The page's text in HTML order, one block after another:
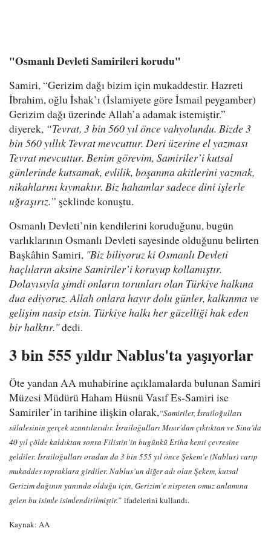
"Osmanlı Devleti Samirileri korudu"
Samiri, “Gerizim dağı bizim için mukaddestir. Hazreti
İbrahim, oğlu İshak’ı (İslamiyete göre İsmail peygamber)
Gerizim dağı üzerinde Allah’a adamak istemiştir.”
diyerek, “Tevrat, 3 bin 560 yıl önce vahyolundu. Bizde 3
bin 560 yıllık Tevrat mevcuttur. Deri üzerine el yazması
Tevrat mevcuttur. Benim görevim, Samiriler’i kutsal
günlerinde kutsamak, evlilik, boşanma akitlerini yazmak,
nikahlarını kıymaktır. Biz hahamlar sadece dini işlerle
uğraşırız.” şeklinde konuştu.
Osmanlı Devleti’nin kendilerini koruduğunu, bugün
varlıklarının Osmanlı Devleti sayesinde olduğunu belirten
Başkâhin Samiri, "Biz biliyoruz ki Osmanlı Devleti
haçlıların aksine Samiriler’i koruyup kollamıştır.
Dolayısıyla şimdi onların torunları olan Türkiye halkına
dua ediyoruz. Allah onlara hayır dolu günler, kalkınma ve
gelişim nasip etsin. Türkiye halkı her güzelliği hak eden
bir halktır."dedi.
3 bin 555 yıldır Nablus'ta yaşıyorlar
Öte yandan AA muhabirine açıklamalarda bulunan Samiri
Müzesi Müdürü Haham Hüsnü Vasıf Es-Samiri ise
Samiriler’in tarihine ilişkin olarak,“Samiriler, İsrailoğulları
sülalesinin gerçek uzantılarıdır. İsrailoğulları Mısır’dan çıktıktan ve Sina’da
40 yıl çölde kaldıktan sonra Filistin’in bugünkü Eriha kenti çevresine
geldiler. İsrailoğulları oradan da 3 bin 555 yıl önce Şekem’e (Nablus) varıp
mukaddes topraklara girdiler. Nablus’un diğer adı olan Şekem, kutsal
Gerizim dağının yanında olduğu için, Gerizim’e nispeten omuz anlamına
gelen bu isimle isimlendirilmiştir.” ifadelerini kullandı.
Kaynak: AA